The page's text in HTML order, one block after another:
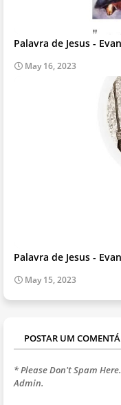
Palavra de Jesus -
May 16, 2023
Palavra de Jesus -
May 15, 2023
POSTAR UM
* Please Don't Spam
Admin.